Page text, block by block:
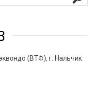
(ВТФ), г. Нальчик